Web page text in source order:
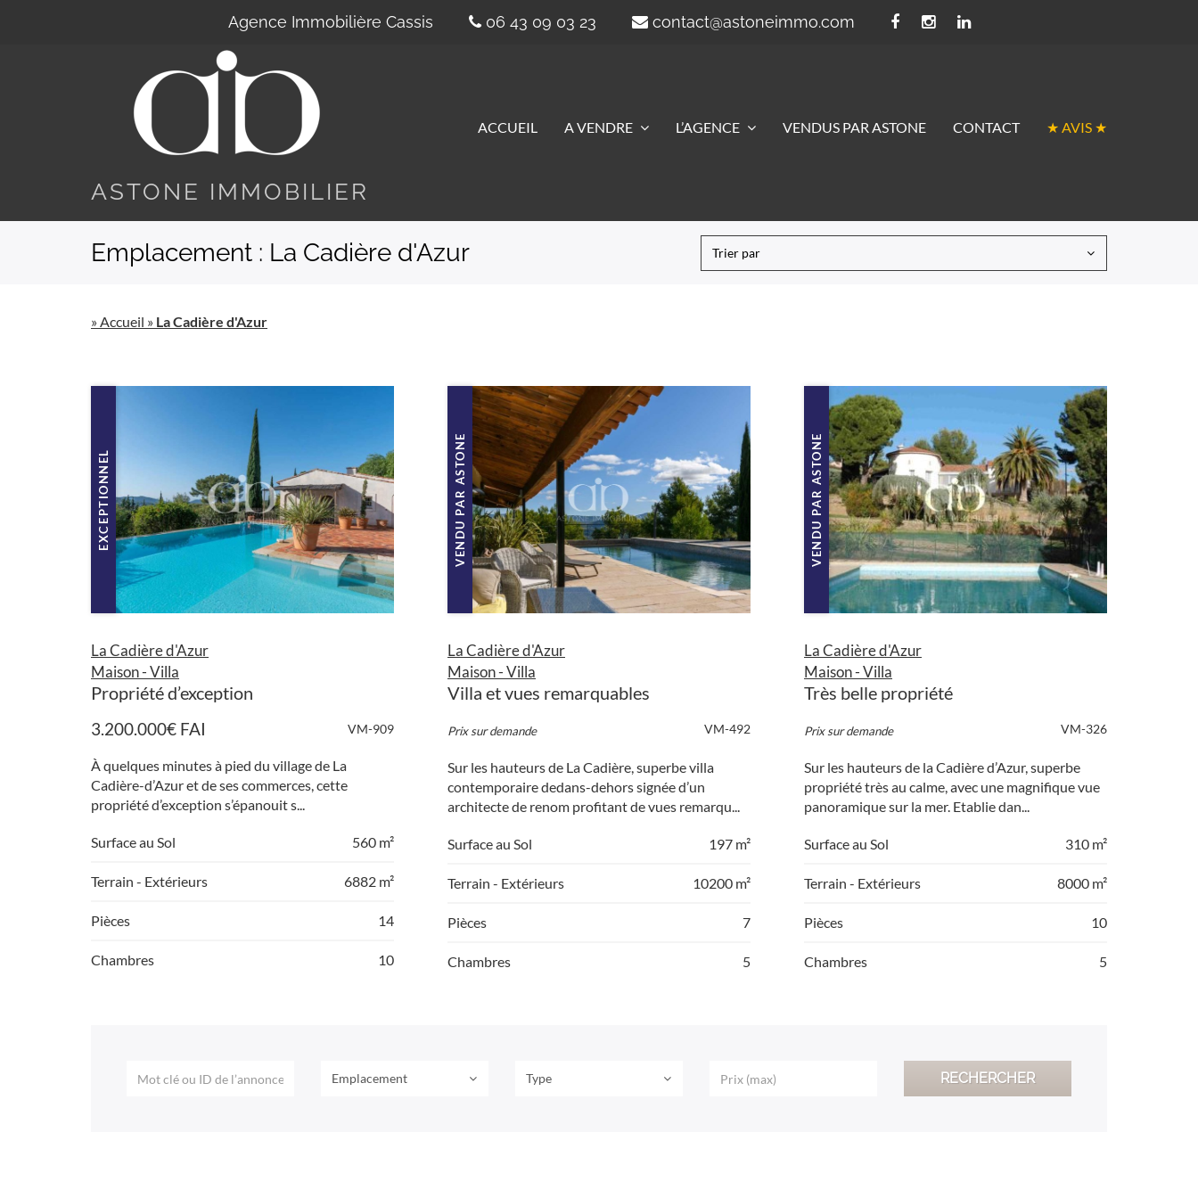
Agence Immobilière Cassis 06 43 09 03 23 contact@astoneimmo.com
ASTONE IMMOBILIER
ACCUEIL A VENDRE L’AGENCE VENDUS PAR ASTONE CONTACT ★ AVIS ★
Emplacement : La Cadière d'Azur Trier par
»Accueil » La Cadière d'Azur
EXCEPTIONNEL
La Cadière d'Azur
Maison - Villa
Propriété d’exception
3.200.000€ FAI VM-909
À quelques minutes à pied du village de La
Cadière-d’Azur et de ses commerces, cette
propriété d’exception s’épanouit s...
Surface au Sol 560 m²
Terrain - Extérieurs 6882 m²
Pièces 14
Chambres 10
VENDU PAR ASTONE
La Cadière d'Azur
Maison - Villa
Villa et vues remarquables
Prix sur demande VM-492
Sur les hauteurs de La Cadière, superbe villa
contemporaire dedans-dehors signée d’un
architecte de renom profitant de vues remarqu...
Surface au Sol 197 m²
Terrain - Extérieurs 10200 m²
Pièces 7
Chambres 5
VENDU PAR ASTONE
La Cadière d'Azur
Maison - Villa
Très belle propriété
Prix sur demande VM-326
Sur les hauteurs de la Cadière d’Azur, superbe
propriété très au calme, avec une magnifique vue
panoramique sur la mer. Etablie dan...
Surface au Sol 310 m²
Terrain - Extérieurs 8000 m²
Pièces 10
Chambres 5
Emplacement Type